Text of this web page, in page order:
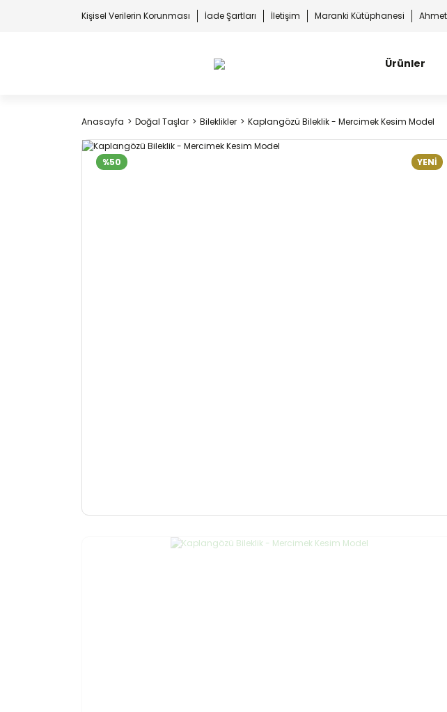
Kişisel Verilerin Korunması İade Şartları İletişim Maranki Kütüphanesi
Ürünler
Anasayfa Doğal Taşlar Bileklikler Kaplangözü Bileklik - Mercimek Kesim Model
%50 YENİ